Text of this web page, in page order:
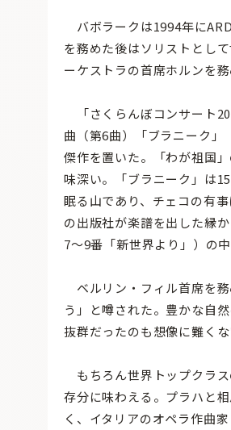
バボラークは1994年に
を務めた後はソリストとし
ーケストラの首席ホルンを
「さくらんぼコンサート
曲（第6曲）「ブラニーク」
傑作を置いた。「わが祖国
味深い。「ブラニーク」は
眠る山であり、チェコの有
の出版社が楽譜を出した縁
7〜9番「新世界より」）の
ベルリン・フィル首席を
う」と噂された。豊かな自
抜群だったのも想像に難くな
もちろん世界トップクラ
存分に味わえる。プラハと
く、イタリアのオペラ作曲